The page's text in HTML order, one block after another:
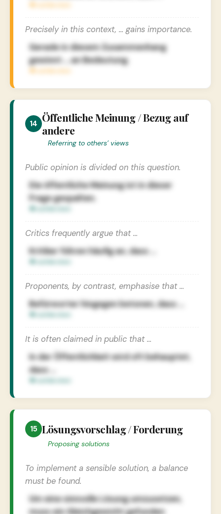
Precisely in this context, … gains importance.
Gerade in diesem Zusammenhang
gewinnt … an Bedeutung.
14 Öffentliche Meinung / Bezug auf
andere
Referring to others’ views
Public opinion is divided on this question.
Die öffentliche Meinung ist in dieser
Frage gespalten.
Critics frequently argue that …
Kritiker führen häufig an, dass …
Proponents, by contrast, emphasise that …
Befürworter hingegen betonen, dass …
It is often claimed in public that …
In der Öffentlichkeit wird oft behauptet,
dass …
15 Lösungsvorschlag / Forderung
Proposing solutions
To implement a sensible solution, a balance
must be found.
Um eine sinnvolle Lösung umzusetzen,
muss ein Gleichgewicht gefunden